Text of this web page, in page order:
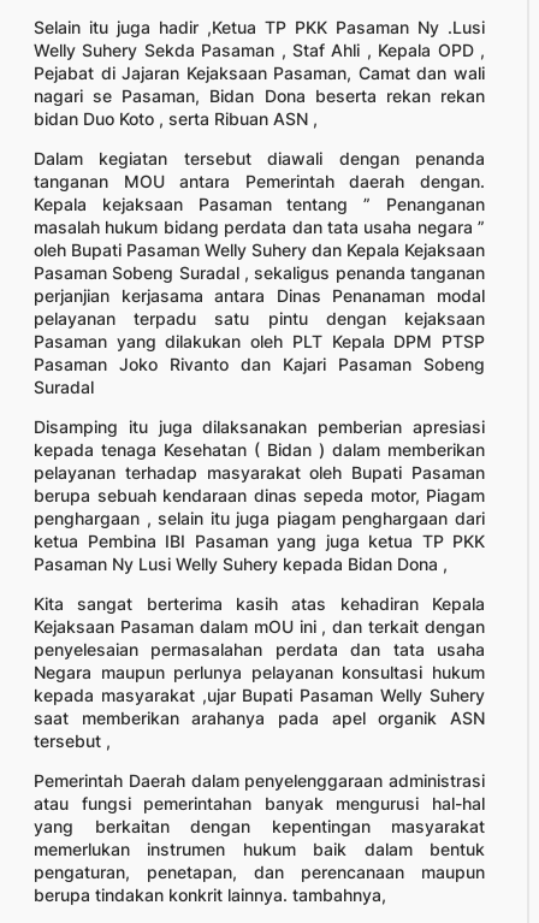
Selain itu juga hadir ,Ketua TP PKK Pasaman Ny .Lusi
Welly Suhery Sekda Pasaman , Staf Ahli , Kepala OPD ,
Pejabat di Jajaran Kejaksaan Pasaman, Camat dan wali
nagari se Pasaman, Bidan Dona beserta rekan rekan
bidan Duo Koto , serta Ribuan ASN ,
Dalam kegiatan tersebut diawali dengan penanda
tanganan MOU antara Pemerintah daerah dengan.
Kepala kejaksaan Pasaman tentang ” Penanganan
masalah hukum bidang perdata dan tata usaha negara ”
oleh Bupati Pasaman Welly Suhery dan Kepala Kejaksaan
Pasaman Sobeng Suradal , sekaligus penanda tanganan
perjanjian kerjasama antara Dinas Penanaman modal
pelayanan terpadu satu pintu dengan kejaksaan
Pasaman yang dilakukan oleh PLT Kepala DPM PTSP
Pasaman Joko Rivanto dan Kajari Pasaman Sobeng
Suradal
Disamping itu juga dilaksanakan pemberian apresiasi
kepada tenaga Kesehatan ( Bidan ) dalam memberikan
pelayanan terhadap masyarakat oleh Bupati Pasaman
berupa sebuah kendaraan dinas sepeda motor, Piagam
penghargaan , selain itu juga piagam penghargaan dari
ketua Pembina IBI Pasaman yang juga ketua TP PKK
Pasaman Ny Lusi Welly Suhery kepada Bidan Dona ,
Kita sangat berterima kasih atas kehadiran Kepala
Kejaksaan Pasaman dalam mOU ini , dan terkait dengan
penyelesaian permasalahan perdata dan tata usaha
Negara maupun perlunya pelayanan konsultasi hukum
kepada masyarakat ,ujar Bupati Pasaman Welly Suhery
saat memberikan arahanya pada apel organik ASN
tersebut ,
Pemerintah Daerah dalam penyelenggaraan administrasi
atau fungsi pemerintahan banyak mengurusi hal-hal
yang berkaitan dengan kepentingan masyarakat
memerlukan instrumen hukum baik dalam bentuk
pengaturan, penetapan, dan perencanaan maupun
berupa tindakan konkrit lainnya. tambahnya,